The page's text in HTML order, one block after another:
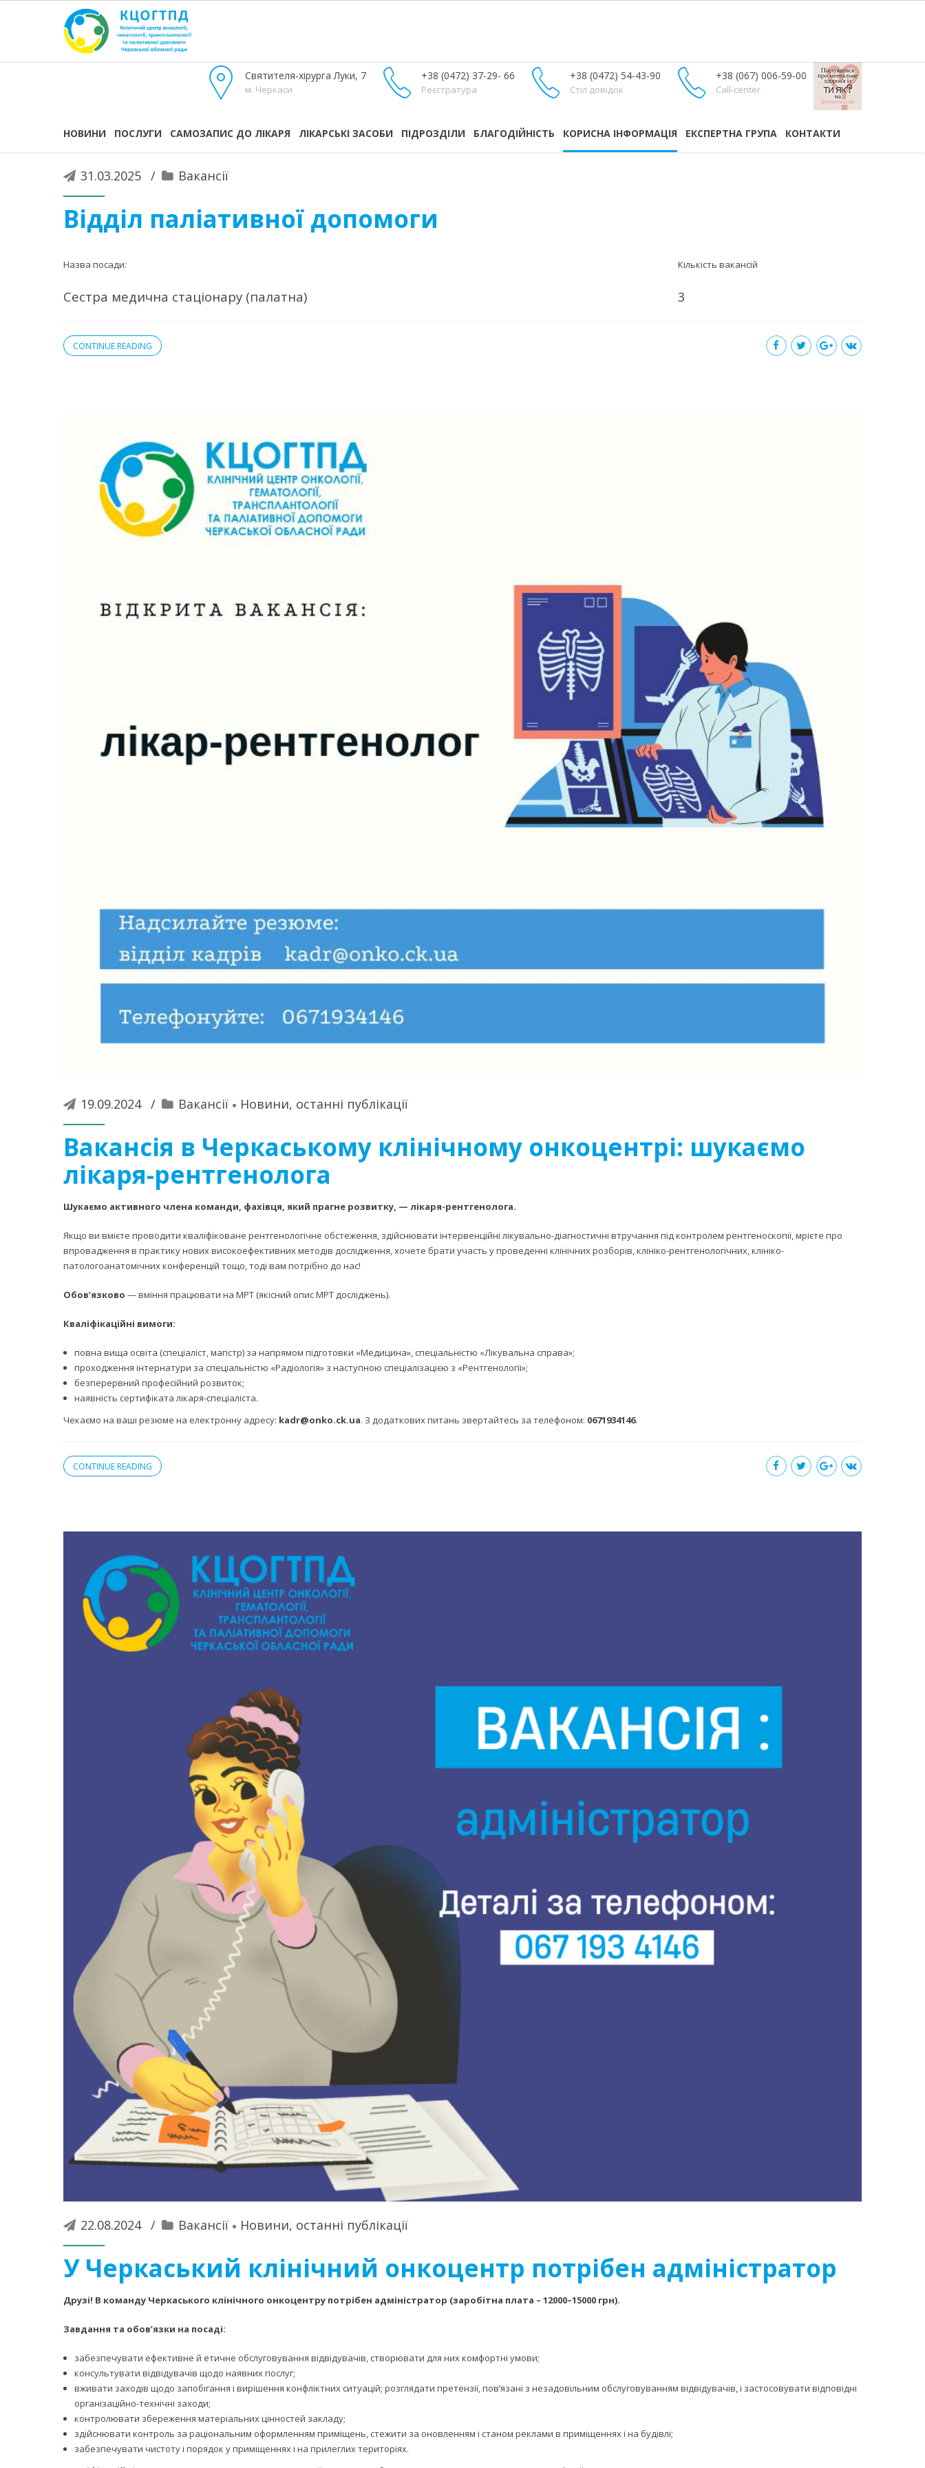
Святителя-хірурга Луки, 7
м. Черкаси
+38 (0472) 37-29- 66
Реєстратура
+38 (0472) 54-43-90
Стіл довідок
+38 (067) 006-59-00
Call-center
НОВИНИ ПОСЛУГИ САМОЗАПИС ДО ЛІКАРЯ ЛІКАРСЬКІ ЗАСОБИ ПІДРОЗДІЛИ БЛАГОДІЙНІСТЬ КОРИСНА ІНФОРМАЦІЯ ЕКСПЕРТНА ГРУПА КОНТАКТИ
31.03.2025 Вакансії
Відділ паліативної допомоги
Назва посади:
Сестра медична стаціонару (палатна)
Кількість вакансій
3
CONTINUE READING
19.09.2024 Вакансії Новини, останні публікації
Вакансія в Черкаському клінічному онкоцентрі: шукаємо
лікаря-рентгенолога
Шукаємо активного члена команди, фахівця, який прагне розвитку, — лікаря-рентгенолога.
Якщо ви вмієте проводити кваліфіковане рентгенологічне обстеження, здійснювати інтервенційні лікувально-діагностичні втручання під контролем рентгеноскопії, мрієте про
впровадження в практику нових високоефективних методів дослідження, хочете брати участь у проведенні клінічних розборів, клініко-рентгенологічних, клініко-
патологоанатомічних конференцій тощо, тоді вам потрібно до нас!
Обов’язково — вміння працювати на МРТ (якісний опис МРТ досліджень).
Кваліфікаційні вимоги:
повна вища освіта (спеціаліст, магістр) за напрямом підготовки «Медицина», спеціальністю «Лікувальна справа»;
проходження інтернатури за спеціальністю «Радіологія» з наступною спеціалізацією з «Рентгенології»;
безперервний професійний розвиток;
наявність сертифіката лікаря-спеціаліста.
Чекаємо на ваші резюме на електронну адресу: kadr@onko.ck.ua. З додаткових питань звертайтесь за телефоном: 0671934146.
CONTINUE READING
22.08.2024 Вакансії Новини, останні публікації
У Черкаський клінічний онкоцентр потрібен адміністратор
Друзі! В команду Черкаського клінічного онкоцентру потрібен адміністратор (заробітна плата – 12000–15000 грн).
Завдання та обов’язки на посаді:
забезпечувати ефективне й етичне обслуговування відвідувачів, створювати для них комфортні умови;
консультувати відвідувачів щодо наявних послуг;
вживати заходів щодо запобігання і вирішення конфліктних ситуацій; розглядати претензії, пов’язані з незадовільним обслуговуванням відвідувачів, і застосовувати відповідні
організаційно-технічні заходи;
контролювати збереження матеріальних цінностей закладу;
здійснювати контроль за раціональним оформленням приміщень, стежити за оновленням і станом реклами в приміщеннях і на будівлі;
забезпечувати чистоту і порядок у приміщеннях і на прилеглих територіях.